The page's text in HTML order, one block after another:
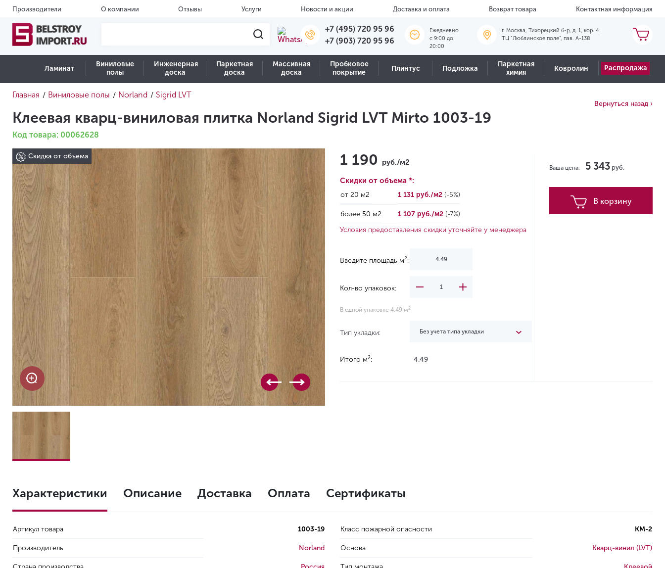
Производители О компании Отзывы Услуги Новости и акции Доставка и оплата Возврат товара Контактная информация
+7 (495) 720 95 96
+7 (903) 720 95 96
Ежедневно
c 9:00 до
20:00
г. Москва, Тихорецкий б-р, д. 1, кор. 4
ТЦ "Люблинское поле", пав. А-138
Ламинат
Виниловые
полы
Инженерная
доска
Паркетная
доска
Массивная
доска
Пробковое
покрытие
Плинтус Подложка
Паркетная
химия
Ковролин Распродажа
Главная / Виниловые полы / Norland / Sigrid LVT
Клеевая кварц-виниловая плитка Norland Sigrid LVT Mirto 1003-19
Код товара: 00062628
Скидка от объема
Вернуться назад ›
1 190 руб./м2
Скидки от объема *:
от 20 м2 1 131 руб./м2 (-5%)
более 50 м2 1 107 руб./м2 (-7%)
Условия предоставления скидки уточняйте у менеджера
Введите площадь м2:
Кол-во упаковок:
В одной упаковке 4.49 м 2
Тип укладки: Без учета типа укладки
Итого м2: 4.49
Ваша цена: 5 343 руб.
В корзину
Характеристики Описание Доставка Оплата Сертификаты
Артикул товара 1003-19
Производитель Norland
Класс пожарной опасности КМ-2
Основа Кварц-винил (LVT)